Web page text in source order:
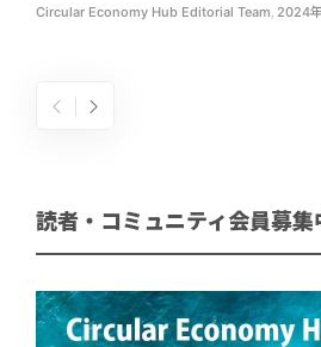
Circular Economy Hub Editorial Team, 2024
読者・コミュニティ会員募集